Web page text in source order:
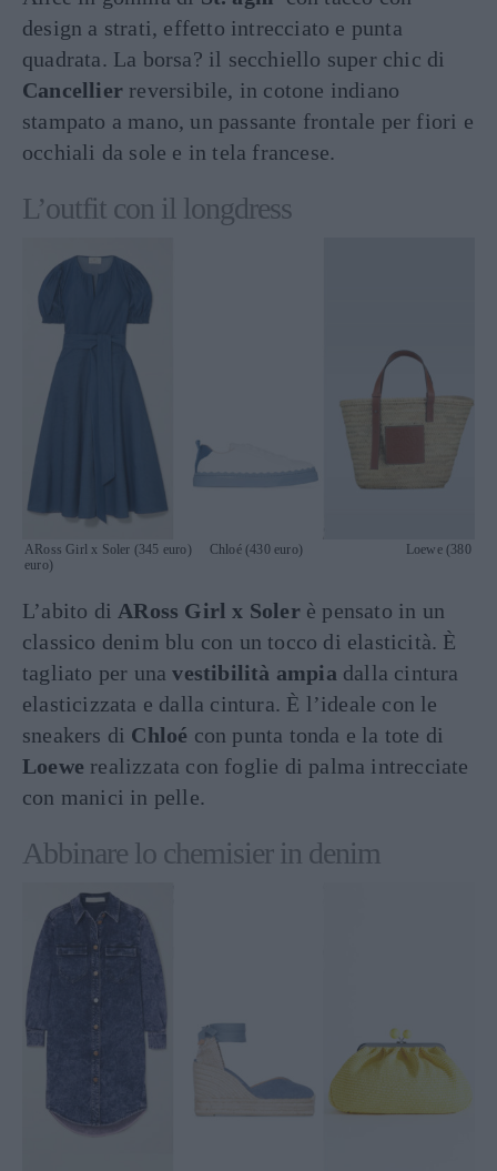
design a strati, effetto intrecciato e punta
quadrata. La borsa? il secchiello super chic di
Cancellier reversibile, in cotone indiano
stampato a mano, un passante frontale per fiori e
occhiali da sole e in tela francese.
L’outfit con il longdress
ARoss Girl x Soler (345 euro) Chloé (430 euro) Loewe (380
euro)
L’abito diARoss Girl x Soler è pensato in un
classico denim blu con un tocco di elasticità. È
tagliato per unavestibilità ampiadalla cintura
elasticizzata e dalla cintura. È l’ideale con le
sneakers di Chloé con punta tonda e la tote di
Loewe realizzata con foglie di palma intrecciate
con manici in pelle.
Abbinare lo chemisier in denim